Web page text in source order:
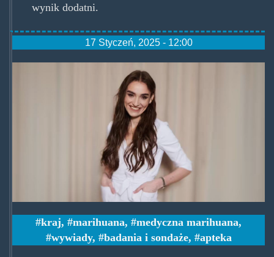
wynik dodatni.
17 Styczeń, 2025 - 12:00
zrzut_ekranu_z_2025-
kraj, marihuana, medyczna marihuana,
wywiady, badania i sondaże, apteka